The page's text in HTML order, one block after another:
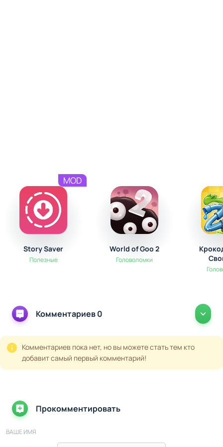
Story Saver
Полезные
MOD
World of Goo 2
Головоломки
Комментариев 0
Комментариев пока нет, но вы можете стать тем кто
добавит самый первый комментарий!
Прокомментировать
ВАШЕ ИМЯ